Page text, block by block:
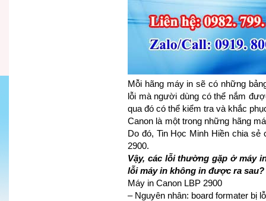
Mỗi hãng máy in sẽ có những
lỗi mà người dùng có thể nắm
qua đó có thể kiểm tra và khắc
Canon là một trong những hãng
Do đó, Tin Học Minh Hiền chia sẻ
2900.
Vậy, các lỗi thường gặp ở máy
lỗi máy in không in được ra
Máy in Canon LBP 2900
– Nguyên nhân: board formater bị